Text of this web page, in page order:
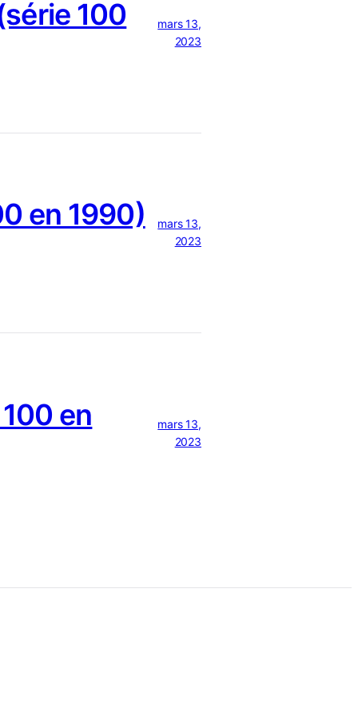
100
mars 13,
2023
en 1990)
mars 13,
2023
100 en
mars 13,
2023